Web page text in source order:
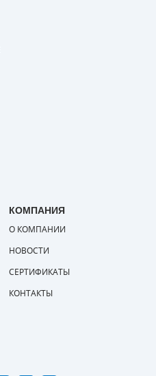
КОМПАНИЯ
О КОМПАНИИ
НОВОСТИ
СЕРТИФИКАТЫ
КОНТАКТЫ